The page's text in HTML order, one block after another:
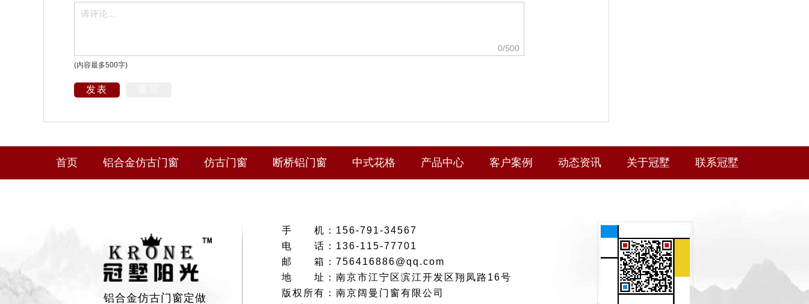
0/500
(内容最多500字)
发表
首页 铝合金仿古门窗 仿古门窗 断桥铝门窗 中式花格 产品中心 客户案例 动态资讯 关于冠墅 联系冠墅
铝合金仿古门窗定做
手 机： 156-791-34567
电
话： 136-115-77701
邮
箱： 756416886@qq.com
地
址： 南京市江宁区滨江开发区翔凤路16号
版权所有：南京阔曼门窗有限公司